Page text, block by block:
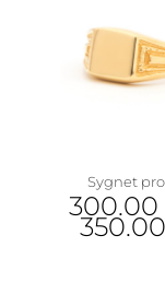
Sygnet
300.00
350.00